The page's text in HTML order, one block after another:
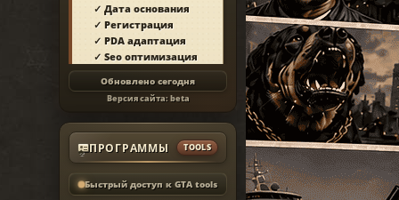
✓ Дата основания
✓ Регистрация
✓ PDA адаптация
✓ Seo оптимизация
✓ Загрузка страниц
✓ Моды
✓ Главная
✓ Репутация
✓ Золотой коммент
✓ Форум
Обновлено сегодня
Версия сайта:beta
♠ ПРОГРАММЫ TOOLS
Быстрый доступ к GTA tools